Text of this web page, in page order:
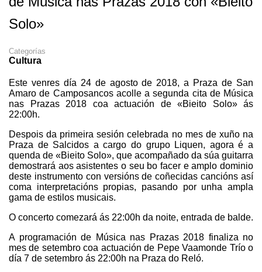
Solo»
Categorías
Cultura
Este venres día 24 de agosto de 2018, a Praza de San
Amaro de Camposancos acolle a segunda cita de Música
nas Prazas 2018 coa actuación de «Bieito Solo» ás
22:00h.
Despois da primeira sesión celebrada no mes de xuño na
Praza de Salcidos a cargo do grupo Liquen, agora é a
quenda de «Bieito Solo», que acompañado da súa guitarra
demostrará aos asistentes o seu bo facer e amplo dominio
deste instrumento con versións de coñecidas cancións así
coma interpretacións propias, pasando por unha ampla
gama de estilos musicais.
O concerto comezará ás 22:00h da noite, entrada de balde.
A programación de Música nas Prazas 2018 finaliza no
mes de setembro coa actuación de Pepe Vaamonde Trío o
día 7 de setembro ás 22:00h na Praza do Reló.